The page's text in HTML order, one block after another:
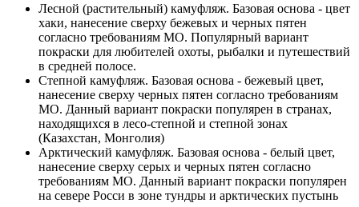
Лесной (растительный) камуфляж. Базовая основа - цвет
хаки, нанесение сверху бежевых и черных пятен
согласно требованиям МО. Популярный вариант
покраски для любителей охоты, рыбалки и путешествий
в средней полосе.
Степной камуфляж. Базовая основа - бежевый цвет,
нанесение сверху черных пятен согласно требованиям
МО. Данный вариант покраски популярен в странах,
находящихся в лесо-степной и степной зонах
(Казахстан, Монголия)
Арктический камуфляж. Базовая основа - белый цвет,
нанесение сверху серых и черных пятен согласно
требованиям МО. Данный вариант покраски популярен
на севере Росси в зоне тундры и арктических пустынь